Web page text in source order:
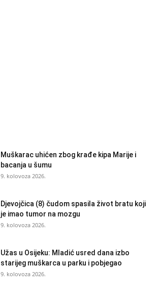
Muškarac uhićen zbog krađe kipa Marije i
bacanja u šumu
9. kolovoza 2026.
Djevojčica (8) čudom spasila život bratu koji
je imao tumor na mozgu
9. kolovoza 2026.
Užas u Osijeku: Mladić usred dana izbo
starijeg muškarca u parku i pobjegao
9. kolovoza 2026.